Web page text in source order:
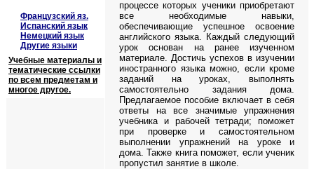
процессе которых ученики приобретают
все необходимые навыки,
обеспечивающие успешное освоение
английского языка. Каждый следующий
урок основан на ранее изученном
материале. Достичь успехов в изучении
иностранного языка можно, если кроме
заданий на уроках, выполнять
самостоятельно задания дома.
Предлагаемое пособие включает в себя
ответы на все значимые упражнения
учебника и рабочей тетради; поможет
при проверке и самостоятельном
выполнении упражнений на уроке и
дома. Также книга поможет, если ученик
пропустил занятие в школе.
Французский яз.
Испанский язык
Немецкий язык
Другие языки
Учебные материалы и
тематические ссылки
по всем предметам и
многое другое.